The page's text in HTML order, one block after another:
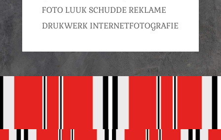
FOTO LUUK SCHUDDE REKLAME
DRUKWERK INTERNETFOTOGRAFIE